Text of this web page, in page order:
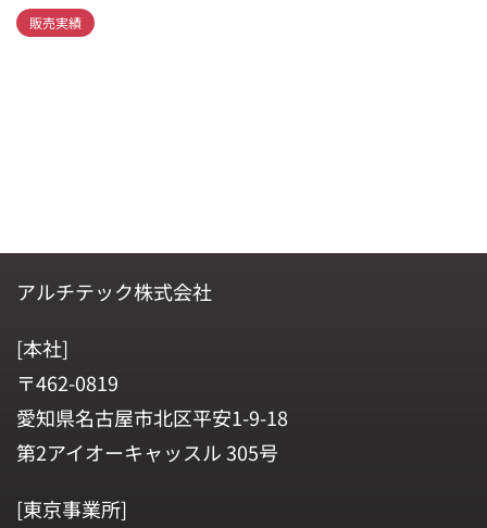
販売実績
アルチテック株式会社
[本社]
〒462-0819
愛知県名古屋市北区平安1-9-18
第2アイオーキャッスル 305号
[東京事業所]